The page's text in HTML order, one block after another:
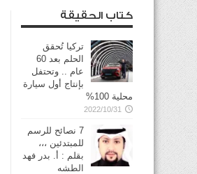
كتاب الحقيقة
تركيا تُحقق
الحلم بعد 60
عام .. وتحتفل
بإنتاج أول سيارة
محلية 100%
2022/10/31
7 نصائح للرسم
للمبتدئين ،،،
بقلم : أ. بدر فهد
الطشه